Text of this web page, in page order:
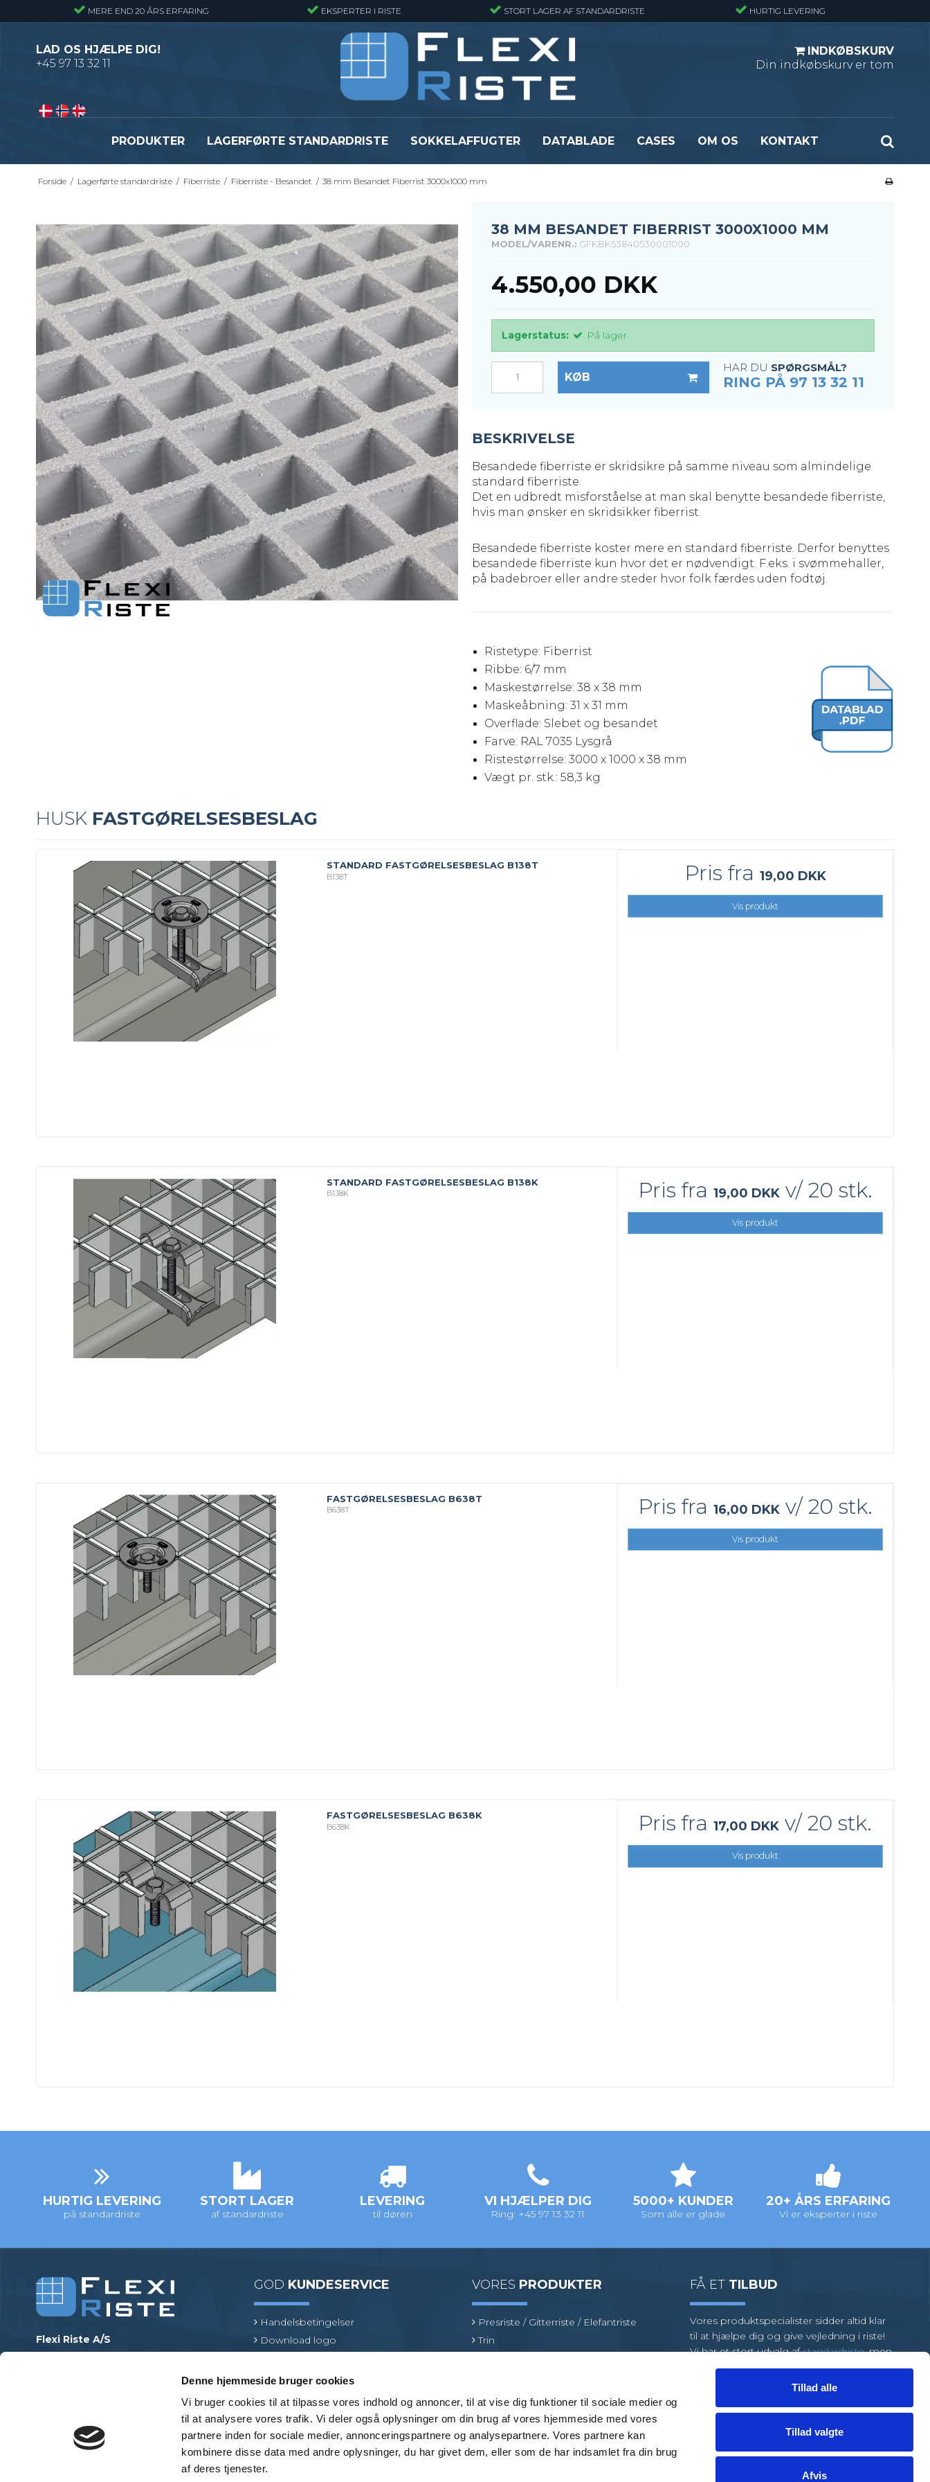
Denne hjemmeside bruger cookies
Vi bruger cookies til at tilpasse vores indhold og annoncer, til at vise dig funktioner til sociale medier og
til at analysere vores trafik. Vi deler også oplysninger om din brug af vores hjemmeside med vores
partnere inden for sociale medier, annonceringspartnere og analysepartnere. Vores partnere kan
kombinere disse data med andre oplysninger, du har givet dem, eller som de har indsamlet fra din brug
af deres tjenester.
Tillad alle
Tillad valgte
Afvis
MERE END 20 ÅRS ERFARING EKSPERTER I RISTE STORT LAGER AF STANDARDRISTE HURTIG LEVERING
LAD OS HJÆLPE DIG!
+45 97 13 32 11
INDKØBSKURV
Din indkøbskurv er tom
PRODUKTER
Presriste - Almindelig gitterrist
Presristetrin
Byggepladstrin
Se alle
Presristmåtter
Snojernsmåtter
Se alle
Fiberriste - Stormasket
Fastgørelsesbeslag - Standardriste
Fastgørelse - Trin
Fastgørelsesbeslag - Fiberriste
Fastgørelsesbeslag - Optræksriste
Se alle
Flexi Drain Sokkelaffugter
Flexi Aqua Sokkelaffugter
Flexi Level
Justerbare ben
BROXOCLIP
LAGERFØRTE STANDARDRISTE SOKKELAFFUGTER DATABLADE CASES OM OS KONTAKT
Forside / Lagerførte standardriste / Fiberriste / Fiberriste - Besandet / 38 mm Besandet Fiberrist 3000x1000 mm
38 MM BESANDET FIBERRIST 3000X1000 MM
MODEL/VARENR.: GFKBK53840530001000
4.550,00 DKK
Lagerstatus: På lager
KØB
HAR DU SPØRGSMÅL?
RING PÅ 97 13 32 11
BESKRIVELSE
Besandede fiberriste er skridsikre på samme niveau som almindelige
standard fiberriste.
Det en udbredt misforståelse at man skal benytte besandede fiberriste,
hvis man ønsker en skridsikker fiberrist.
Besandede fiberriste koster mere en standard fiberriste. Derfor benyttes
besandede fiberriste kun hvor det er nødvendigt. F.eks. i svømmehaller,
på badebroer eller andre steder hvor folk færdes uden fodtøj.
Ristetype: Fiberrist
Ribbe: 6/7 mm
Maskestørrelse: 38 x 38 mm
Maskeåbning: 31 x 31 mm
Overflade: Slebet og besandet
Farve: RAL 7035 Lysgrå
Ristestørrelse: 3000 x 1000 x 38 mm
Vægt pr. stk.: 58,3 kg
HUSK FASTGØRELSESBESLAG
STANDARD FASTGØRELSESBESLAG B138T
B138T Pris fra 19,00 DKK
Vis produkt
STANDARD FASTGØRELSESBESLAG B138K
B138K Pris fra 19,00 DKKv/ 20 stk.
Vis produkt
FASTGØRELSESBESLAG B638T
B638T Pris fra 16,00 DKKv/ 20 stk.
Vis produkt
FASTGØRELSESBESLAG B638K
B638K Pris fra17,00 DKK v/ 20 stk.
Vis produkt
HURTIG LEVERING
på standardriste
STORT LAGER
af standardriste
LEVERING
til døren
VI HJÆLPER DIG
Ring: +45 97 13 32 11
5000+ KUNDER
Som alle er glade
20+ ÅRS ERFARING
Vi er eksperter i riste
Flexi Riste A/S
mail@flexiriste.dk
27601677
GOD KUNDESERVICE
Handelsbetingelser
Download logo
Find en produktspecialist
VORES PRODUKTER
Presriste / Gitterriste / Elefantriste
Trin
Fastgørelsesbeslag
Brancher
FÅ ET TILBUD
Vores produktspecialister sidder altid klar
til at hjælpe dig og give vejledning i riste!
Vi har et stort udvalg afstandardriste, men
kræver din opgave specialriste, så har vi et
team af dygtige medarbejdere klar til at
TIL EN LØSNING